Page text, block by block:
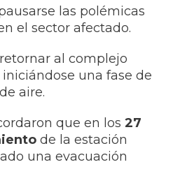
las polémicas
el sector afectado.
al complejo
iniciándose una fase de
aire.
que en los 27
de la estación
una evacuación